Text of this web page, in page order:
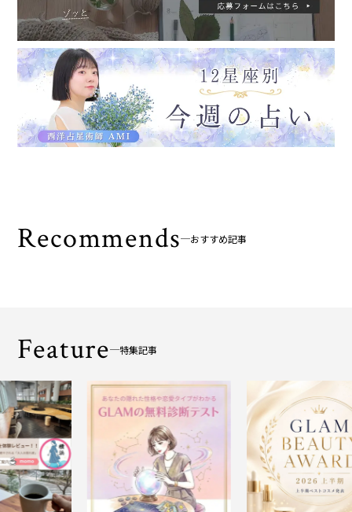
Recommends おすすめ記事
Feature 特集記事